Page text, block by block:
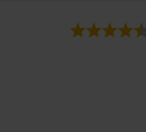
Bewertung: